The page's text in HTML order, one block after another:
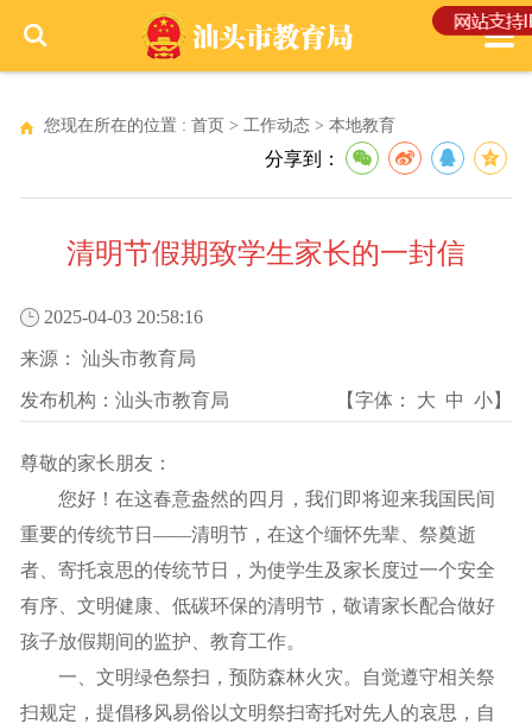
您现在所在的位置 : 首页 > 工作动态 > 本地教育
分享到：
清明节假期致学生家长的一封信
2025-04-03 20:58:16
来源： 汕头市教育局
发布机构： 汕头市教育局 【字体： 大 中 小】
尊敬的家长朋友：
您好！在这春意盎然的四月，我们即将迎来我国民间
重要的传统节日——清明节，在这个缅怀先辈、祭奠逝
者、寄托哀思的传统节日，为使学生及家长度过一个安全
有序、文明健康、低碳环保的清明节，敬请家长配合做好
孩子放假期间的监护、教育工作。
一、文明绿色祭扫，预防森林火灾。自觉遵守相关祭
扫规定，提倡移风易俗以文明祭扫寄托对先人的哀思，自